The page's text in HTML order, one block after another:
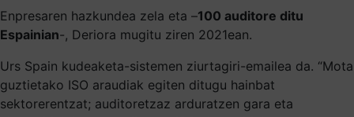
Enpresaren hazkundea zela eta –100 auditore ditu
Espainian-, Deriora mugitu ziren 2021ean.
Urs Spain kudeaketa-sistemen ziurtagiri-emailea da. “Mota
guztietako ISO araudiak egiten ditugu hainbat
sektorerentzat; auditoretzaz arduratzen gara eta